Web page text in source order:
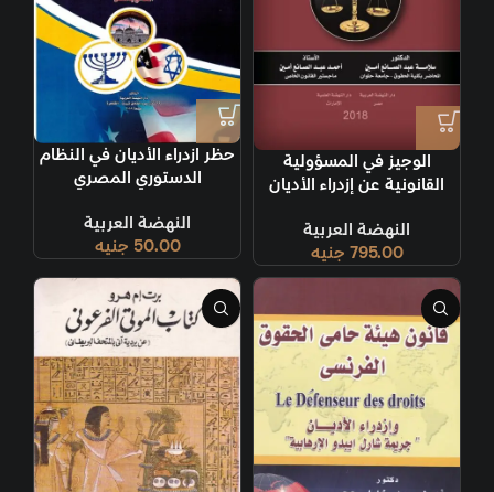
الوجيز في المسؤولية
القانونية عن إزدراء الأديان
النهضة العربية
795.00 جنيه
حظر ازدراء الأديان في النظام
الدستوري المصري
النهضة العربية
50.00 جنيه